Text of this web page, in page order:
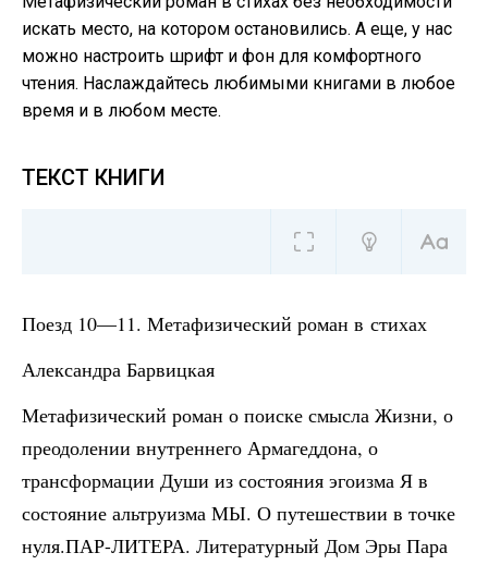
искать место, на котором остановились. А еще, у нас
можно настроить шрифт и фон для комфортного
чтения. Наслаждайтесь любимыми книгами в любое
время и в любом месте.
ТЕКСТ КНИГИ
Поезд 10—11. Метафизический роман в стихах
Александра Барвицкая
Метафизический роман о поиске смысла Жизни, о
преодолении внутреннего Армагеддона, о
трансформации Души из состояния эгоизма Я в
состояние альтруизма МЫ. О путешествии в точке
нуля.ПАР-ЛИТЕРА. Литературный Дом Эры Пара